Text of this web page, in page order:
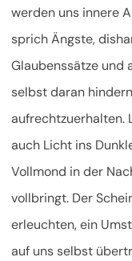
werden uns innere
sprich Ängste,
Glaubenssätze und
selbst daran
aufrechtzuerhalten.
auch Licht ins
Vollmond in der
vollbringt. Der
erleuchten, ein
auf uns selbst